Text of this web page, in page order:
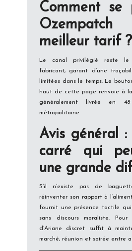
Comment se
meilleur tarif ?
Le canal privilégié reste
fabricant, garant d’une
limitées dans le temps. Le
haut de cette page renvoie à
généralement livrée en
métropolitaine.
Avis général
carré qui
une grande
S’il n’existe pas de
réinventer son rapport à
fournit une présence tactile qui
sans discours moraliste.
d’Ariane discret suffit à
marché, réunion et soirée entre